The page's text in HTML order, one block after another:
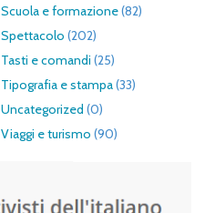
Scuola e formazione(82)
Spettacolo (202)
Tasti e comandi (25)
Tipografia e stampa(33)
Uncategorized (0)
Viaggi e turismo (90)